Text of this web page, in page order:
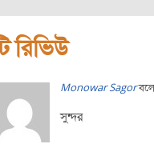
রিভিউ
Monowar Sagor
সুন্দর